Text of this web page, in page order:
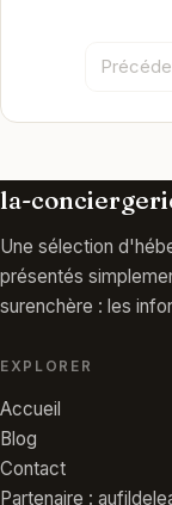
la-
Une sélection
présentés
surenchère : les
EXPLORER
Accueil
Blog
Contact
Partenaire :